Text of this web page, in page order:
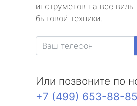
инструметов на все
бытовой техники.
Или позвоните по
+7 (499) 653-88-85